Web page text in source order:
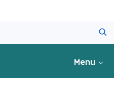
Menu